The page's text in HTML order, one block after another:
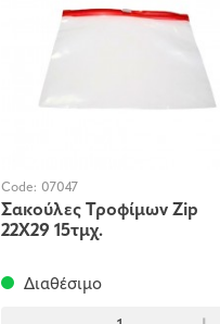
Code: 07047
Σακούλες Τροφίμων Zip
22Χ29 15τμχ.
Διαθέσιμο